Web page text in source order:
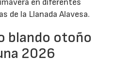
de la Llanada Alavesa.
blando otoño
2026